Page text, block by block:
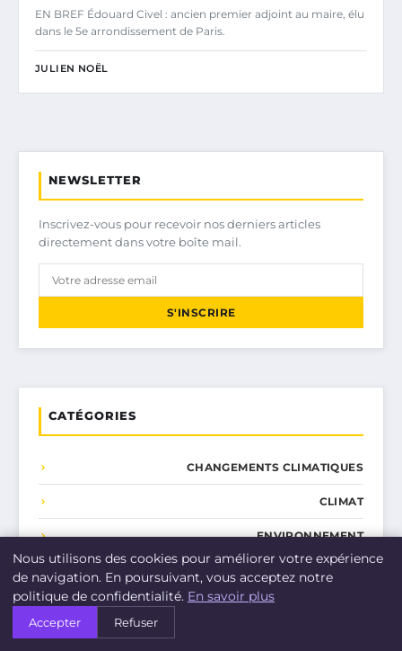
EN BREF Édouard Civel : ancien premier adjoint au maire, élu
dans le 5e arrondissement de Paris.
JULIEN NOËL
NEWSLETTER
Inscrivez-vous pour recevoir nos derniers articles
directement dans votre boîte mail.
S'INSCRIRE
CATÉGORIES
CHANGEMENTS CLIMATIQUES
CLIMAT
ENVIRONNEMENT
INNOVATIONS VERTES
POLITIQUES ENVIRONNEMENTALES
Nous utilisons des cookies pour améliorer votre expérience
de navigation. En poursuivant, vous acceptez notre
politique de confidentialité. En savoir plus
Accepter Refuser